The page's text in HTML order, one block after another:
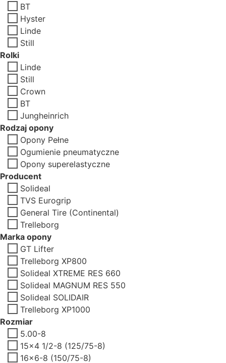
BT
Hyster
Linde
Still
Rolki
Linde
Still
Crown
BT
Jungheinrich
Rodzaj opony
Opony Pełne
Ogumienie pneumatyczne
Opony superelastyczne
Producent
Solideal
TVS Eurogrip
General Tire (Continental)
Trelleborg
Marka opony
GT Lifter
Trelleborg XP800
Solideal XTREME RES 660
Solideal MAGNUM RES 550
Solideal SOLIDAIR
Trelleborg XP1000
Rozmiar
5.00-8
15x4 1/2-8 (125/75-8)
16x6-8 (150/75-8)